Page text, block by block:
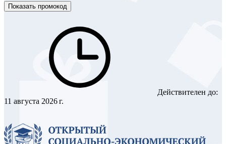
Показать промокод
Действителен до:
11 августа 2026 г.